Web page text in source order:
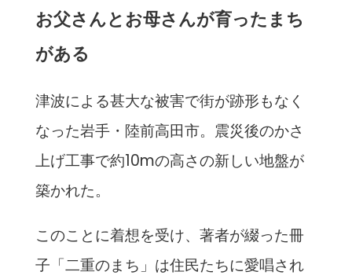
お父さんとお母さんが育ったまち
がある
津波による甚大な被害で街が跡形もなく
なった岩手・陸前高田市。震災後のかさ
上げ工事で約10mの高さの新しい地盤が
築かれた。
このことに着想を受け、著者が綴った冊
子「二重のまち」は住民たちに愛唱され